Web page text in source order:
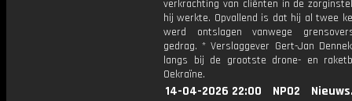
verkrachting van cliënten in de
hij werkte. Opvallend is dat hij al twee
werd ontslagen vanwege
gedrag. * Verslaggever Gert-Jan
langs bij de grootste drone- en
Oekraïne.
14-04-2026 22:00 NPO2